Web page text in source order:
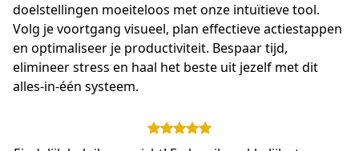
doelstellingen moeiteloos met onze intuïtieve tool.
Volg je voortgang visueel, plan effectieve actiestappen
en optimaliseer je productiviteit. Bespaar tijd,
elimineer stress en haal het beste uit jezelf met dit
alles-in-één systeem.